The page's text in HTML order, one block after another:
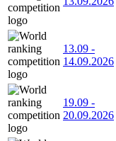
13.09 -
14.09.2026
19.09 -
20.09.2026